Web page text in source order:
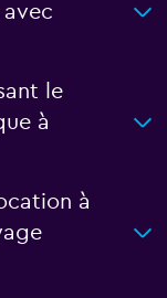
le
à
à